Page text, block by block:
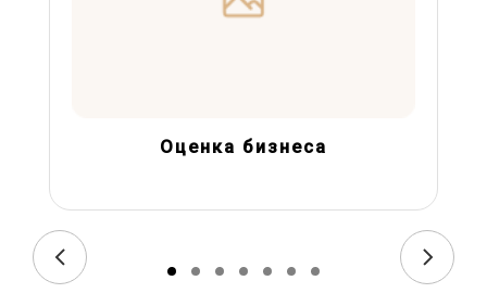
Оценка бизнеса